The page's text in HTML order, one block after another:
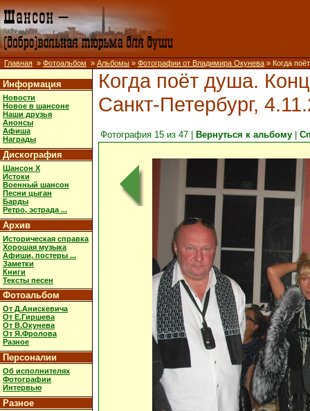
Главная » Фотоальбом » Альбомы » Фотографии от Владимира Окунева » Когда
Информация
Новости
Новое в шансоне
Наши друзья
Анонсы
Афиша
Награды
Дискография
Шансон X
Истоки
Военный шансон
Песни цыган
Барды
Ретро, эстрада ...
Архив
Историческая справка
Хорошая музыка
Афиши, постеры ...
Заметки
Книги
Тексты песен
Фотоальбом
От Д.Анискевича
От Е.Гиршева
От В.Окунева
От Я.Фролова
Разное
Персоналии
Об исполнителях
Фотографии
Интервью
Разное
Когда поёт душа.
Санкт-Петербург,
Фотография 15 из 47 | Вернуться к альбому